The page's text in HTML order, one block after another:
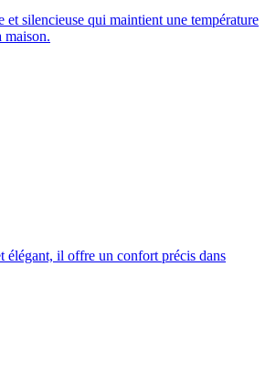
et silencieuse qui maintient une température
maison.
élégant, il offre un confort précis dans